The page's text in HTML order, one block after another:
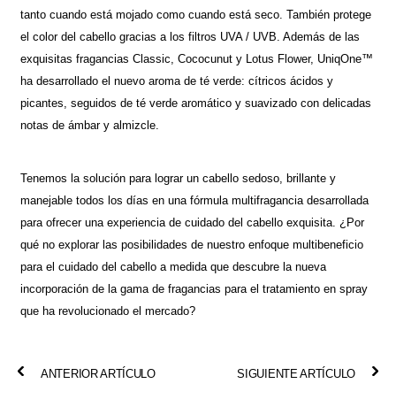
tanto cuando está mojado como cuando está seco. También protege
el color del cabello gracias a los filtros UVA / UVB. Además de las
exquisitas fragancias Classic, Cococunut y Lotus Flower, UniqOne™
ha desarrollado el nuevo aroma de té verde: cítricos ácidos y
picantes, seguidos de té verde aromático y suavizado con delicadas
notas de ámbar y almizcle.
Tenemos la solución para lograr un cabello sedoso, brillante y
manejable todos los días en una fórmula multifragancia desarrollada
para ofrecer una experiencia de cuidado del cabello exquisita. ¿Por
qué no explorar las posibilidades de nuestro enfoque multibeneficio
para el cuidado del cabello a medida que descubre la nueva
incorporación de la gama de fragancias para el tratamiento en spray
que ha revolucionado el mercado?
ANTERIOR ARTÍCULO SIGUIENTE ARTÍCULO